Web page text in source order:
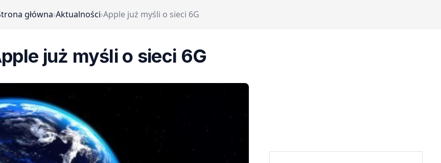
główna›Aktualności›Apple już myśli o sieci 6G
już myśli o sieci 6G